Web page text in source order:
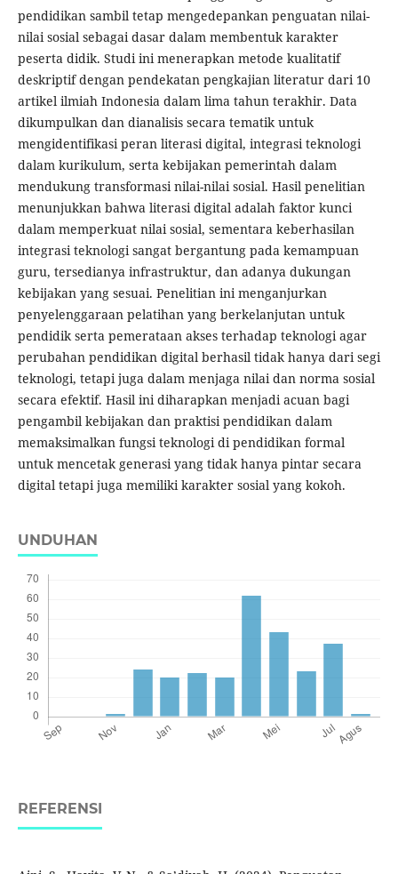
pendidikan sambil tetap mengedepankan penguatan nilai-
nilai sosial sebagai dasar dalam membentuk karakter
peserta didik. Studi ini menerapkan metode kualitatif
deskriptif dengan pendekatan pengkajian literatur dari 10
artikel ilmiah Indonesia dalam lima tahun terakhir. Data
dikumpulkan dan dianalisis secara tematik untuk
mengidentifikasi peran literasi digital, integrasi teknologi
dalam kurikulum, serta kebijakan pemerintah dalam
mendukung transformasi nilai-nilai sosial. Hasil penelitian
menunjukkan bahwa literasi digital adalah faktor kunci
dalam memperkuat nilai sosial, sementara keberhasilan
integrasi teknologi sangat bergantung pada kemampuan
guru, tersedianya infrastruktur, dan adanya dukungan
kebijakan yang sesuai. Penelitian ini menganjurkan
penyelenggaraan pelatihan yang berkelanjutan untuk
pendidik serta pemerataan akses terhadap teknologi agar
perubahan pendidikan digital berhasil tidak hanya dari segi
teknologi, tetapi juga dalam menjaga nilai dan norma sosial
secara efektif. Hasil ini diharapkan menjadi acuan bagi
pengambil kebijakan dan praktisi pendidikan dalam
memaksimalkan fungsi teknologi di pendidikan formal
untuk mencetak generasi yang tidak hanya pintar secara
digital tetapi juga memiliki karakter sosial yang kokoh.
UNDUHAN
REFERENSI